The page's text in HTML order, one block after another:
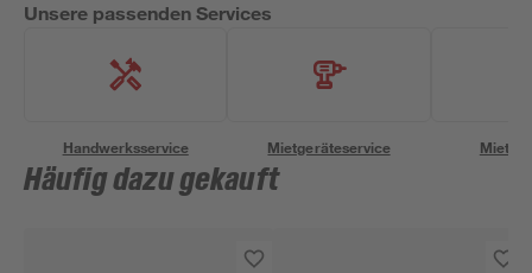
Unsere passenden Services
Handwerksservice Mietgeräteservice
Häufig dazu gekauft